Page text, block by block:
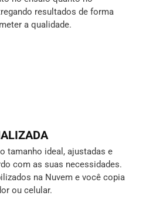
resultados de forma
a qualidade.
tamanho ideal, ajustadas e
com as suas necessidades.
na Nuvem e você copia
ou celular.